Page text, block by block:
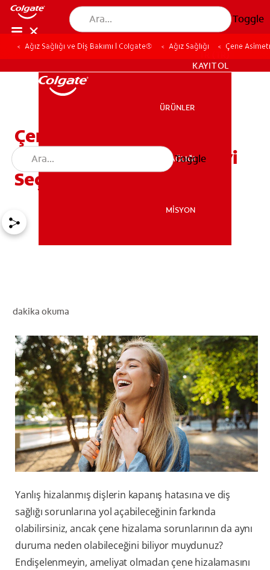
Toggle
MİSYON
KAYIT OL
KAYIT OL
ÜRÜNLER
AĞIZ SAĞLIĞI
MİSYON
Toggle
Ağız Sağlığı ve Diş Bakımı | Colgate® Ağız Sağlığı Çene
Çene Asimetrisi: Yanlış
Hizalanmış Çene ve Tedavi
Seçenekleri
dakika okuma
Yanlış hizalanmış dişlerin kapanış hatasına ve diş
sağlığı sorunlarına yol açabileceğinin farkında
olabilirsiniz, ancak çene hizalama sorunlarının da aynı
duruma neden olabileceğini biliyor muydunuz?
Endişelenmeyin, ameliyat olmadan çene hizalamasını